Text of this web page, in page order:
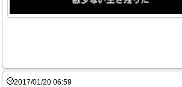
2017/01/20 06:59